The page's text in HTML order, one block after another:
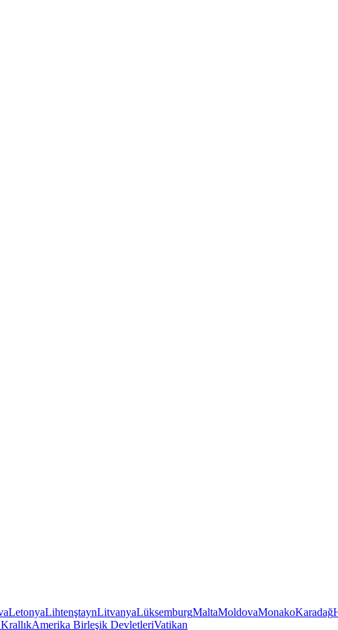
LetonyaLihtenştaynLitvanyaLüksemburgMaltaMoldovaMonakoKaradağ
Amerika Birleşik DevletleriVatikan